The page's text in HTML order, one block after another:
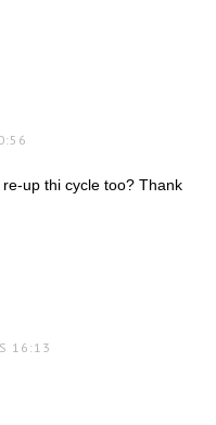
up thi cycle too? Thank
16:13